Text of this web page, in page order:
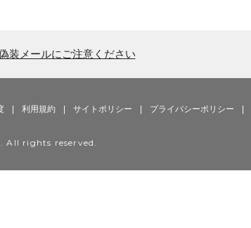
装メールにご注意ください
利用規約 サイトポリシー プライバシーポリシー
All rights reserved.